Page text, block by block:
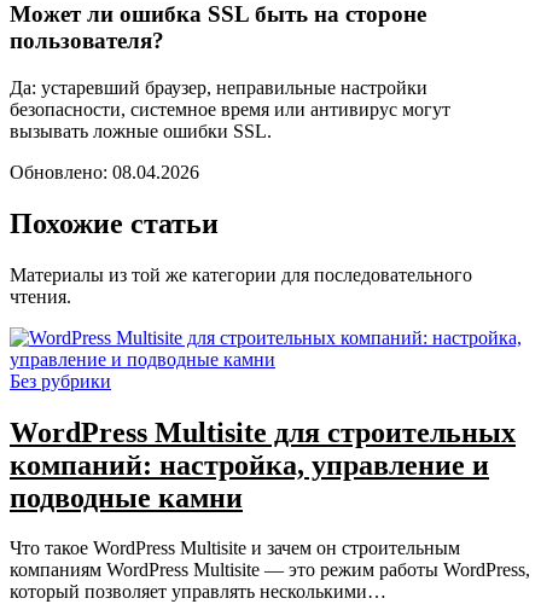
Может ли ошибка SSL быть на стороне
пользователя?
Да: устаревший браузер, неправильные настройки
безопасности, системное время или антивирус могут
вызывать ложные ошибки SSL.
Обновлено: 08.04.2026
Похожие статьи
Материалы из той же категории для последовательного
чтения.
Без рубрики
WordPress Multisite для строительных
компаний: настройка, управление и
подводные камни
Что такое WordPress Multisite и зачем он строительным
компаниям WordPress Multisite — это режим работы WordPress,
который позволяет управлять несколькими…